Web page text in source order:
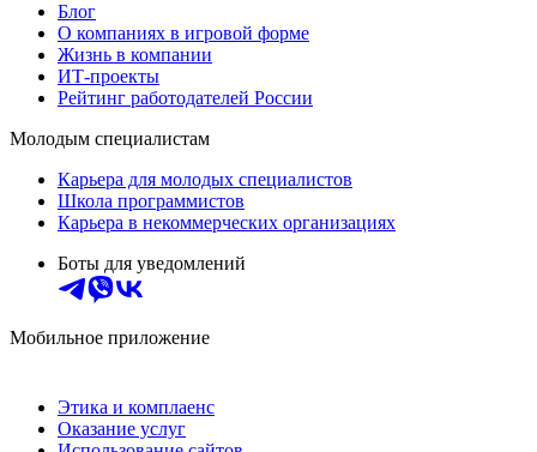
Блог
О компаниях в игровой форме
Жизнь в компании
ИТ-проекты
Рейтинг работодателей России
Молодым специалистам
Карьера для молодых специалистов
Школа программистов
Карьера в некоммерческих организациях
Боты для уведомлений
Мобильное приложение
Этика и комплаенс
Оказание услуг